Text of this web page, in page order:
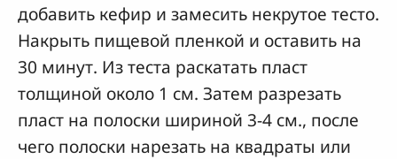
добавить кефир и замесить некрутое тесто.
Накрыть пищевой пленкой и оставить на
30 минут. Из теста раскатать пласт
толщиной около 1 см. Затем разрезать
пласт на полоски шириной 3-4 см., после
чего полоски нарезать на квадраты или